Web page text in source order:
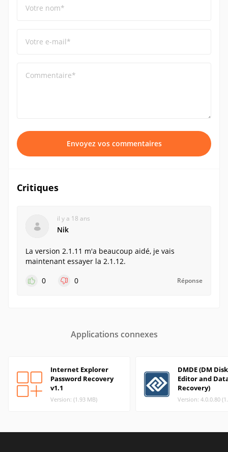
Votre nom*
Votre e-mail*
Commentaire*
Envoyez vos commentaires
Critiques
il y a 18 ans
Nik
La version 2.1.11 m'a beaucoup aidé, je vais
maintenant essayer la 2.1.12.
0
0 Réponse
Applications connexes
Internet Explorer
Password Recovery
v1.1
Version: (1.93 MB)
DMDE (DM Disk
Editor and
Recovery)
Version: 4.0.0.80